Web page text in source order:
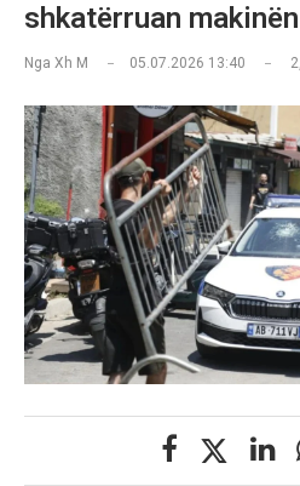
shkatërruan
Nga Xh M 05.07.2026 13:40